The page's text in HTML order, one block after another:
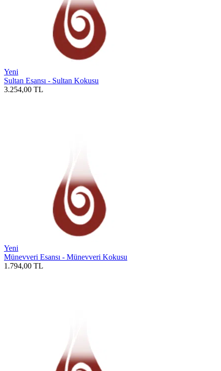
Yeni
Sultan Esansı - Sultan Kokusu
3.254,00 TL
Yeni
Münevveri Esansı - Münevveri Kokusu
1.794,00 TL